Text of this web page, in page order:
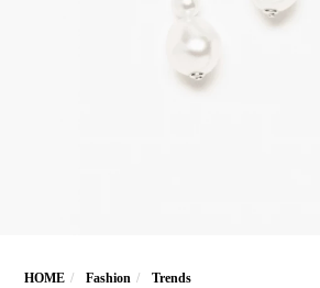
HOME Fashion Trends